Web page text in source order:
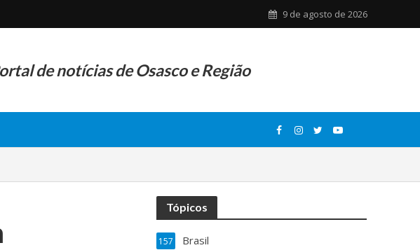
9 de agosto de 2026
de notícias de Osasco e Região
Tópicos
Brasil
157